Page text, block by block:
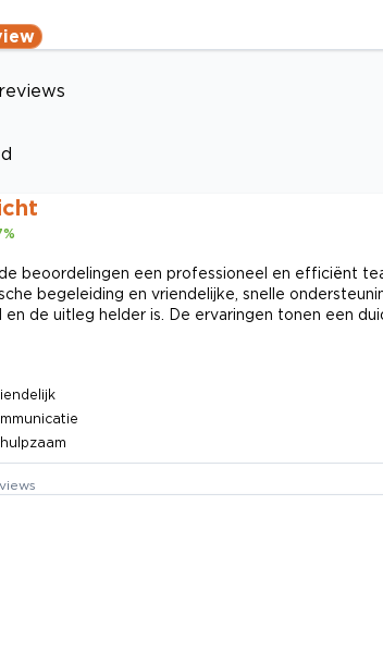
%
beoordelingen een professioneel en efficiënt
begeleiding en vriendelijke, snelle
de uitleg helder is. De ervaringen tonen een